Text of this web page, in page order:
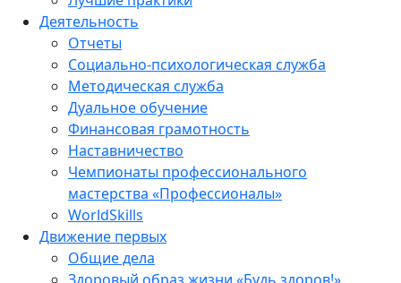
Деятельность
Отчеты
Социально-психологическая служба
Методическая служба
Дуальное обучение
Финансовая грамотность
Наставничество
Чемпионаты профессионального
мастерства «Профессионалы»
WorldSkills
Движение первых
Общие дела